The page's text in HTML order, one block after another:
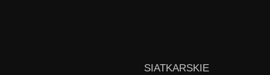
SIATKARSKIE